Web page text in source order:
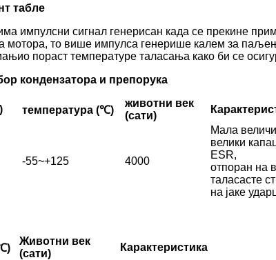
табле
импулсни сигнал генерисан када се прекине
мотора, то више импулса генерише калем за
пораст температуре таласања како би се
кондензатора и препорука
температура (℃)
животни век
(сати)
-55~+125
4000
Мала
велики
ESR,
отпоран на
таласасте
на јаке
Животни век
(сати)
Карактеристика